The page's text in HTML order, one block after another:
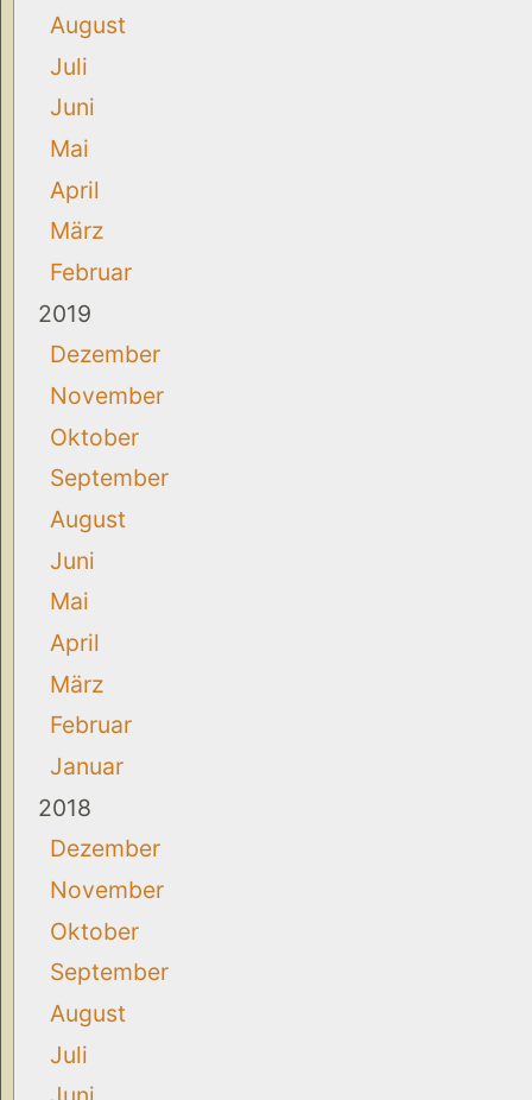
August
Juli
Juni
Mai
April
März
Februar
2019
Dezember
November
Oktober
September
August
Juni
Mai
April
März
Februar
Januar
2018
Dezember
November
Oktober
September
August
Juli